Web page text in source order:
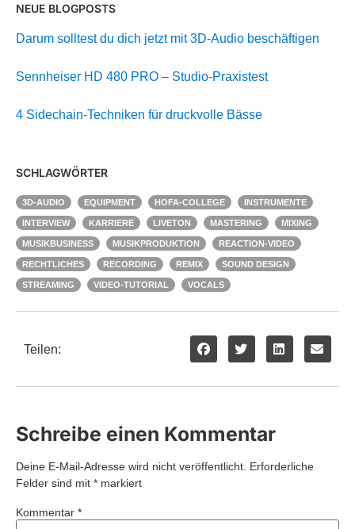
NEUE BLOGPOSTS
Darum solltest du dich jetzt mit 3D-Audio beschäftigen
Sennheiser HD 480 PRO – Studio-Praxistest
4 Sidechain-Techniken für druckvolle Bässe
SCHLAGWÖRTER
3D-AUDIO EQUIPMENT HOFA-COLLEGE INSTRUMENTE
INTERVIEW KARRIERE LIVETON MASTERING MIXING
MUSIKBUSINESS MUSIKPRODUKTION REACTION-VIDEO
RECHTLICHES RECORDING REMIX SOUND DESIGN
STREAMING VIDEO-TUTORIAL VOCALS
Teilen:
Schreibe einen Kommentar
Deine E-Mail-Adresse wird nicht veröffentlicht. Erforderliche
Felder sind mit * markiert
Kommentar *